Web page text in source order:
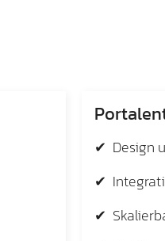
✔ Design
✔
✔